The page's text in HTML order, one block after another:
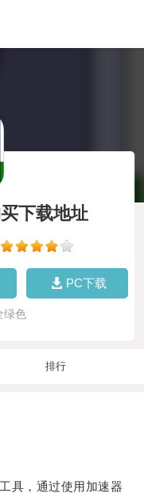
下载地址
PC下载
绿色
排行
，通过使用加速器